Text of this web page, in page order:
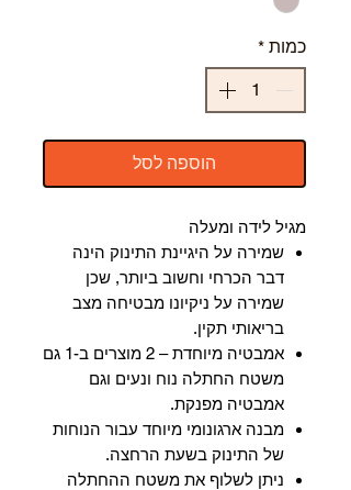
כמות *
הוספה לסל
מגיל לידה ומעלה
שמירה על היגיינת התינוק הינה
דבר הכרחי וחשוב ביותר, שכן
שמירה על ניקיונו מבטיחה מצב
בריאותי תקין.
אמבטיה מיוחדת – 2 מוצרים ב-1 גם
משטח החתלה נוח ונעים וגם
אמבטיה מפנקת.
מבנה ארגונומי מיוחד עבור הנוחות
של התינוק בשעת הרחצה.
ניתן לשלוף את משטח ההחתלה